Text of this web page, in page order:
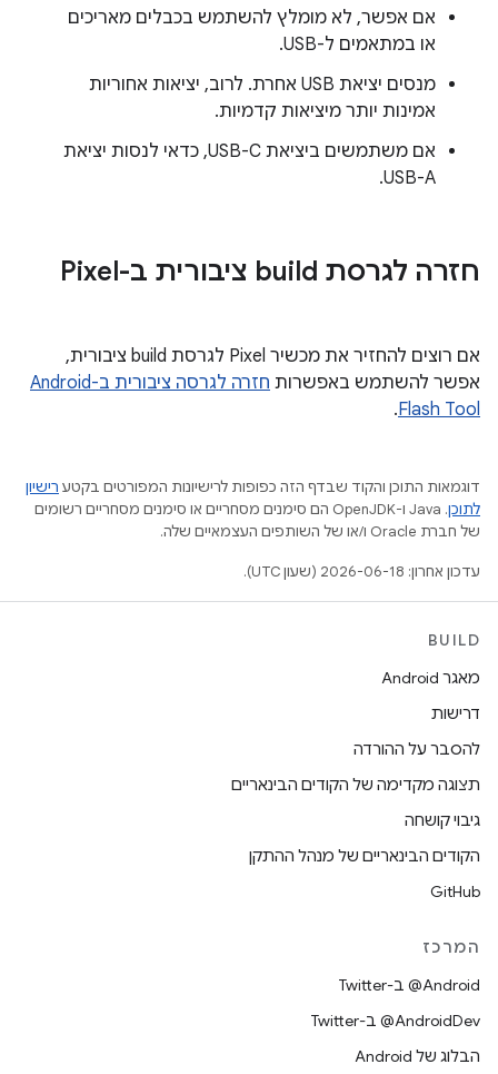
אם אפשר, לא מומלץ להשתמש בכבלים מאריכים
או במתאמים ל-USB.
מנסים יציאת USB אחרת. לרוב, יציאות אחוריות
אמינות יותר מיציאות קדמיות.
אם משתמשים ביציאת USB-C, כדאי לנסות יציאת
USB-A.
חזרה לגרסת build ציבורית ב-Pixel
אם רוצים להחזיר את מכשיר Pixel לגרסת build ציבורית,
אפשר להשתמש באפשרות
חזרה לגרסה ציבורית ב-Android
Flash Tool
.
דוגמאות התוכן והקוד שבדף הזה כפופות לרישיונות המפורטים בקטע רישיון
לתוכן
.‏ Java ו-OpenJDK הם סימנים מסחריים או סימנים מסחריים רשומים
של חברת Oracle ו/או של השותפים העצמאיים שלה.
עדכון אחרון: 2026-06-18 (שעון UTC).
BUILD
מאגר Android
דרישות
להסבר על ההורדה
תצוגה מקדימה של הקודים הבינאריים
גיבוי קושחה
הקודים הבינאריים של מנהל ההתקן
GitHub
המרכז
‎@Android ב-Twitter
‎@AndroidDev ב-Twitter
הבלוג של Android